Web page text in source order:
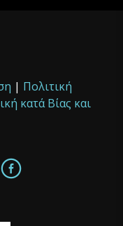
| Πολιτική
κατά Βίας και